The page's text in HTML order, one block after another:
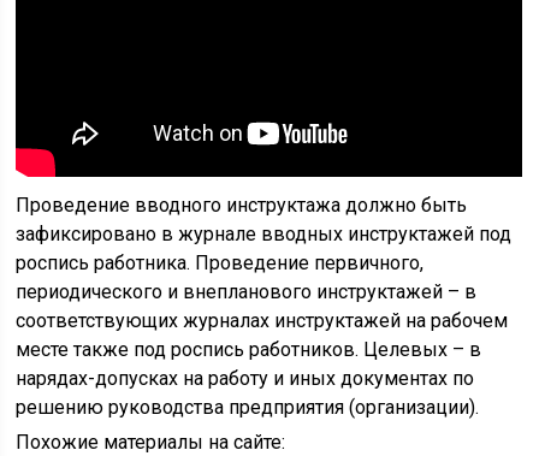
Проведение вводного инструктажа должно быть
зафиксировано в журнале вводных инструктажей под
роспись работника. Проведение первичного,
периодического и внепланового инструктажей – в
соответствующих журналах инструктажей на рабочем
месте также под роспись работников. Целевых – в
нарядах-допусках на работу и иных документах по
решению руководства предприятия (организации).
Похожие материалы на сайте: